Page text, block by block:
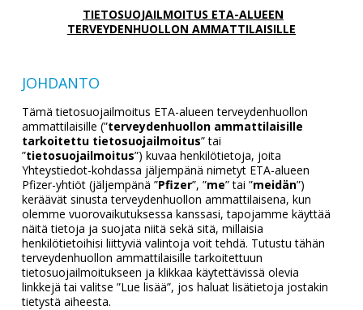
TIETOSUOJAILMOITUS ETA-ALUEEN
TERVEYDENHUOLLON AMMATTILAISILLE
JOHDANTO
Tämä tietosuojailmoitus ETA-alueen terveydenhuollon
ammattilaisille (”terveydenhuollon ammattilaisille
tarkoitettu tietosuojailmoitus” tai
”tietosuojailmoitus”) kuvaa henkilötietoja, joita
Yhteystiedot-kohdassa jäljempänä nimetyt ETA-alueen
Pfizer-yhtiöt (jäljempänä ”Pfizer”, ”me” tai ”meidän”)
keräävät sinusta terveydenhuollon ammattilaisena, kun
olemme vuorovaikutuksessa kanssasi, tapojamme käyttää
näitä tietoja ja suojata niitä sekä sitä, millaisia
henkilötietoihisi liittyviä valintoja voit tehdä. Tutustu tähän
terveydenhuollon ammattilaisille tarkoitettuun
tietosuojailmoitukseen ja klikkaa käytettävissä olevia
linkkejä tai valitse ”Lue lisää”, jos haluat lisätietoja jostakin
tietystä aiheesta.